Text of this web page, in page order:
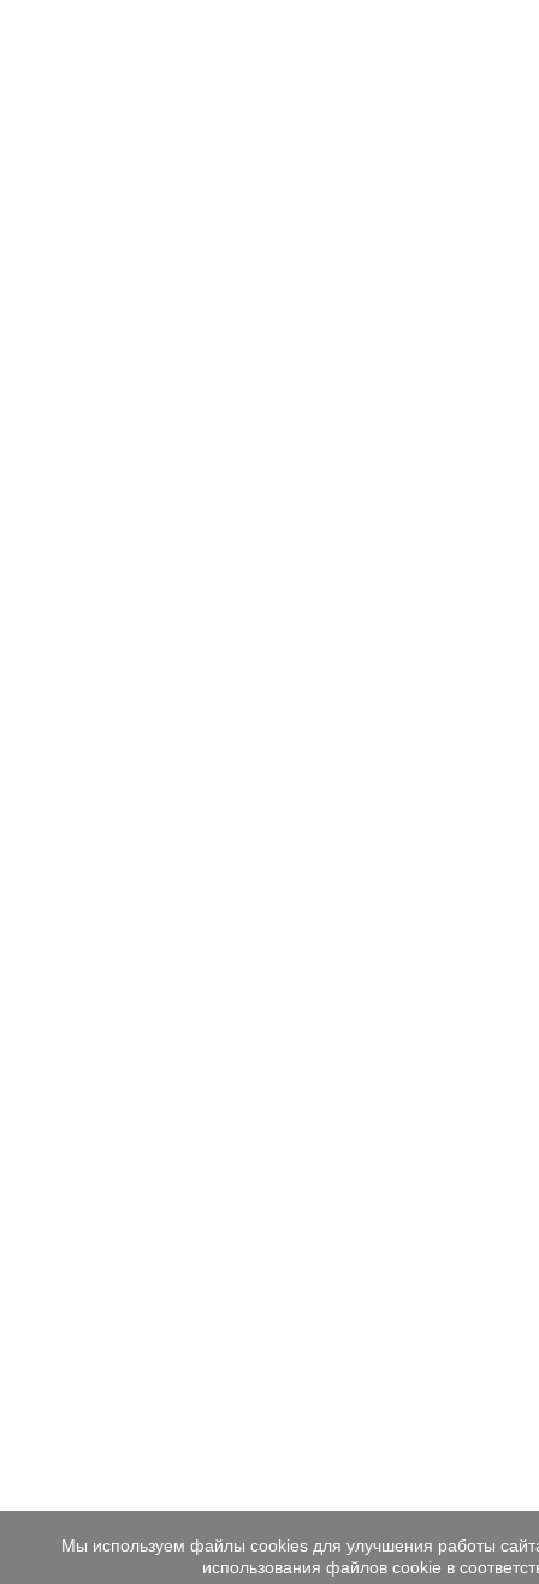
428000Чувашская
Мы используем файлы cookies для улучшения работы
использования файлов cookie в